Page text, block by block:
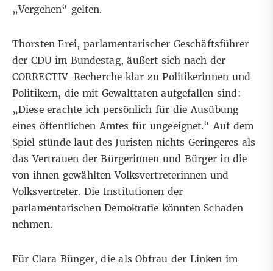
„Vergehen“ gelten.
Thorsten Frei, parlamentarischer Geschäftsführer
der CDU im Bundestag, äußert sich nach der
CORRECTIV-Recherche klar zu Politikerinnen und
Politikern, die mit Gewalttaten aufgefallen sind:
„Diese erachte ich persönlich für die Ausübung
eines öffentlichen Amtes für ungeeignet.“ Auf dem
Spiel stünde laut des Juristen nichts Geringeres als
das Vertrauen der Bürgerinnen und Bürger in die
von ihnen gewählten Volksvertreterinnen und
Volksvertreter. Die Institutionen der
parlamentarischen Demokratie könnten Schaden
nehmen.
Für Clara Bünger, die als Obfrau der Linken im